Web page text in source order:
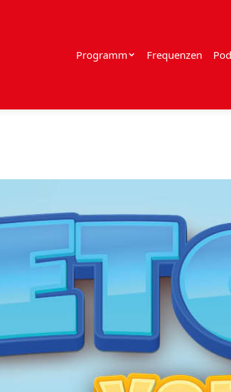
Programm Frequenzen